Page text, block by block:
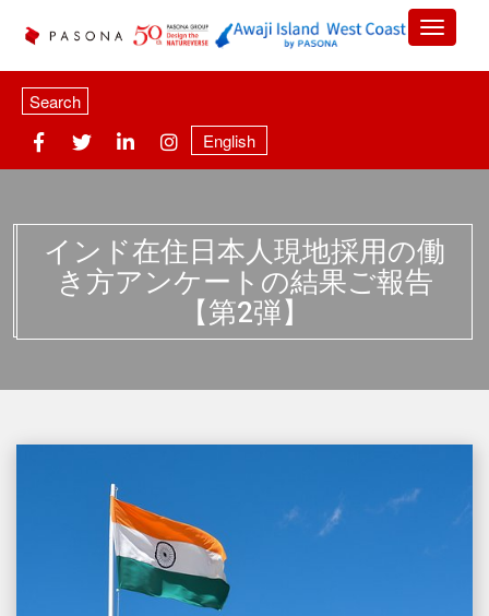
Search
English
インド在住日本人現地採用の働
き方アンケートの結果ご報告
【第2弾】